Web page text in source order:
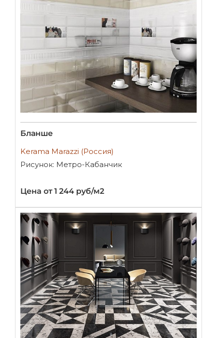
Бланше
Kerama Marazzi (Россия)
Рисунок: Метро-Кабанчик
Цена от 1 244 руб/м2